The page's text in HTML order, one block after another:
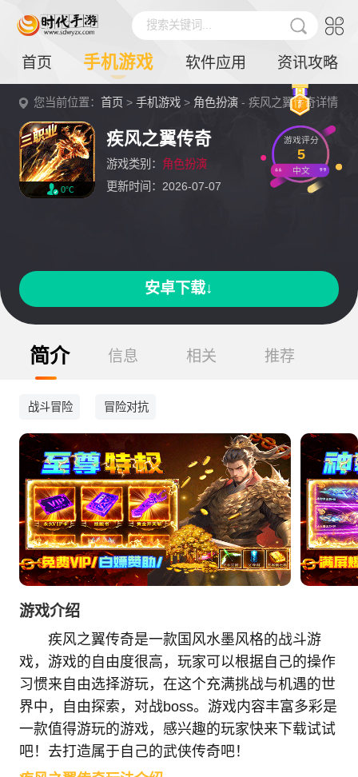
搜索关键词...
首页 手机游戏 软件应用 资讯攻略
您当前位置：首页 >手机游戏 > 角色扮演 - 疾风之翼传奇详情
0℃
疾风之翼传奇
游戏类别： 角色扮演
更新时间：2026-07-07
游戏评分
5
中文
安卓下载↓
简介 信息 相关 推荐
战斗冒险 冒险对抗
游戏介绍
疾风之翼传奇是一款国风水墨风格的战斗游
戏，游戏的自由度很高，玩家可以根据自己的操作
习惯来自由选择游玩，在这个充满挑战与机遇的世
界中，自由探索，对战boss。游戏内容丰富多彩是
一款值得游玩的游戏，感兴趣的玩家快来下载试试
吧！去打造属于自己的武侠传奇吧！